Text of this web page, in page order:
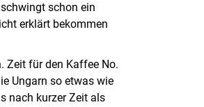
schon ein
erklärt bekommen
Zeit für den Kaffee No.
Ungarn so etwas wie
nach kurzer Zeit als